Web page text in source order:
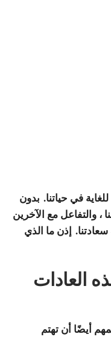
في حياتنا. بدون
، والتفاعل مع الآخرين
إذن ما الذي
العادات
أيضًا أن تهتم